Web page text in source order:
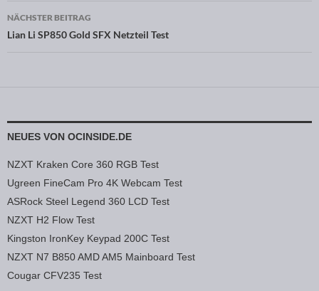
NÄCHSTER BEITRAG
Lian Li SP850 Gold SFX Netzteil Test
NEUES VON OCINSIDE.DE
NZXT Kraken Core 360 RGB Test
Ugreen FineCam Pro 4K Webcam Test
ASRock Steel Legend 360 LCD Test
NZXT H2 Flow Test
Kingston IronKey Keypad 200C Test
NZXT N7 B850 AMD AM5 Mainboard Test
Cougar CFV235 Test